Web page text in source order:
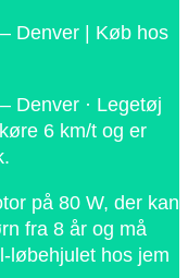
Denver | Køb hos
Denver · Legetøj
6 km/t og er
på 80 W, der kan
fra 8 år og må
løbehjulet hos jem